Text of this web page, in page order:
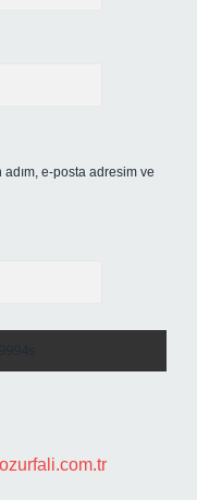
adım, e-posta adresim ve